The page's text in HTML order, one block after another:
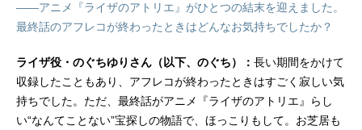
――アニメ『ライザのアトリエ』がひとつの結末を迎えました。
最終話のアフレコが終わったときはどんなお気持ちでしたか？
ライザ役・のぐちゆりさん（以下、のぐち）： 長い期間をかけて
収録したこともあり、アフレコが終わったときはすごく寂しい気
持ちでした。ただ、最終話がアニメ『ライザのアトリエ』らし
い“なんてことない”宝探しの物語で、ほっこりもして。お芝居も